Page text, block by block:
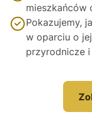
mieszkańców
Pokazujemy,
w oparciu o
przyrodnicze